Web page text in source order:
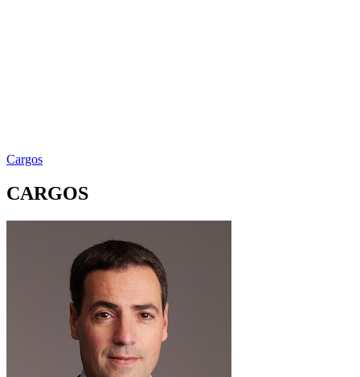
Cargos
CARGOS